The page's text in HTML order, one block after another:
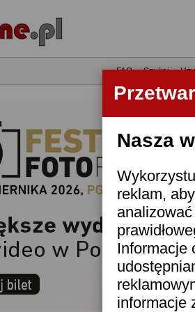
Nasza
reklam,
Informacje
informacje
•FAQ•Szukaj•